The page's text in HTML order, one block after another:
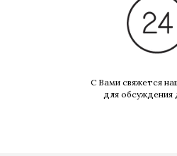
С Вами свяжется
для обсуждения